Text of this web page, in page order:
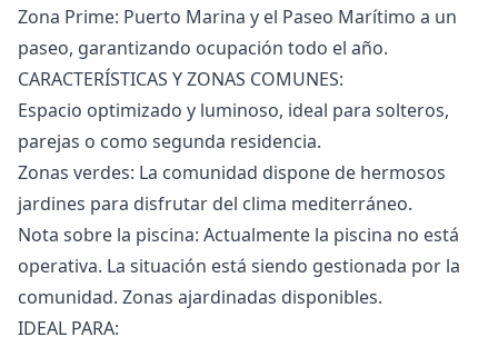
Zona Prime: Puerto Marina y el Paseo Marítimo a un
paseo, garantizando ocupación todo el año.
CARACTERÍSTICAS Y ZONAS COMUNES:
Espacio optimizado y luminoso, ideal para solteros,
parejas o como segunda residencia.
Zonas verdes: La comunidad dispone de hermosos
jardines para disfrutar del clima mediterráneo.
Nota sobre la piscina: Actualmente la piscina no está
operativa. La situación está siendo gestionada por la
comunidad. Zonas ajardinadas disponibles.
IDEAL PARA: